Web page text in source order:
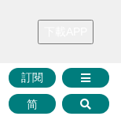
財華證券 媒體矩陣
訂閱
简